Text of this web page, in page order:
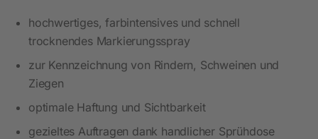
hochwertiges, farbintensives und schnell
trocknendes Markierungsspray
zur Kennzeichnung von Rindern, Schweinen und
Ziegen
optimale Haftung und Sichtbarkeit
gezieltes Auftragen dank handlicher Sprühdose